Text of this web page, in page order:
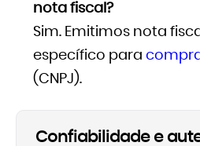
nota fiscal?
Sim. Emitimos nota
específico para
(CNPJ).
Confiabilidade e